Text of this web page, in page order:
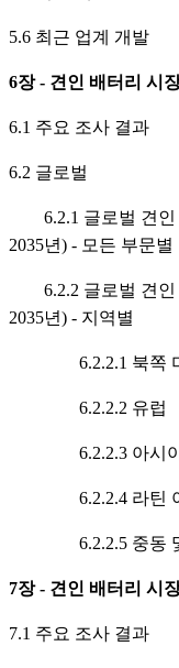
5.6 최근 업계 개발
6장 - 견인 배터리 시
6.1 주요 조사 결과
6.2 글로벌
6.2.1 글로벌 견인
2035년) - 모든 부문별
6.2.2 글로벌 견인
2035년) - 지역별
6.2.2.1 북쪽
6.2.2.2 유럽
6.2.2.3 아시아
6.2.2.4 라틴 아
6.2.2.5 중동 및
7장 - 견인 배터리 시
7.1 주요 조사 결과